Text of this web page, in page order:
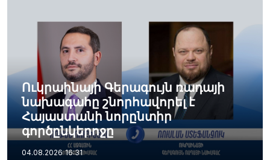
Ուկրաինայի Գերագույն ռադայի
նախագահը շնորհավորել է
Հայաստանի նորընտիր
գործընկերոջը
04.08.2026 16:31